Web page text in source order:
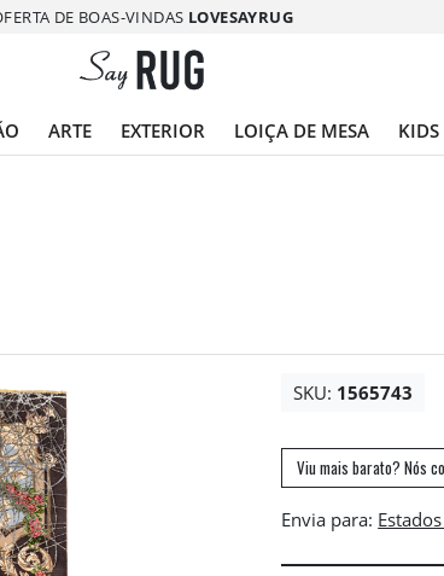
DE BOAS-VINDAS LOVESAYRUG
ARTE EXTERIOR LOIÇA DE MESA KIDS
SKU: 1565743
Viu mais barato? Nós
Envia para: